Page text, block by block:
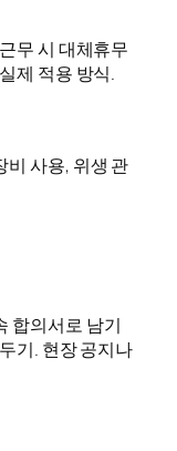
무 시 대체휴무
제 적용 방식.
비 사용, 위생 관
합의서로 남기
기. 현장 공지나